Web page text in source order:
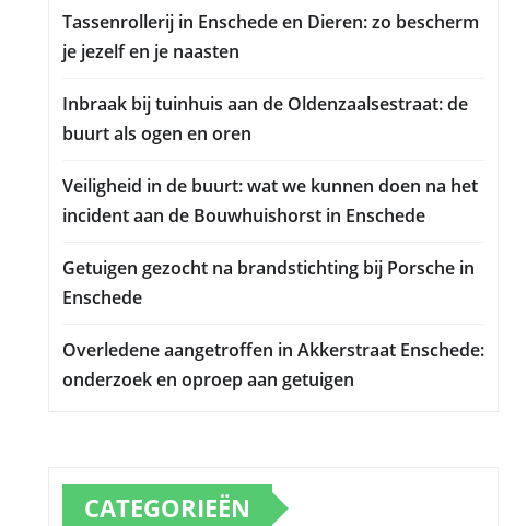
Tassenrollerij in Enschede en Dieren: zo bescherm
je jezelf en je naasten
Inbraak bij tuinhuis aan de Oldenzaalsestraat: de
buurt als ogen en oren
Veiligheid in de buurt: wat we kunnen doen na het
incident aan de Bouwhuishorst in Enschede
Getuigen gezocht na brandstichting bij Porsche in
Enschede
Overledene aangetroffen in Akkerstraat Enschede:
onderzoek en oproep aan getuigen
CATEGORIEËN